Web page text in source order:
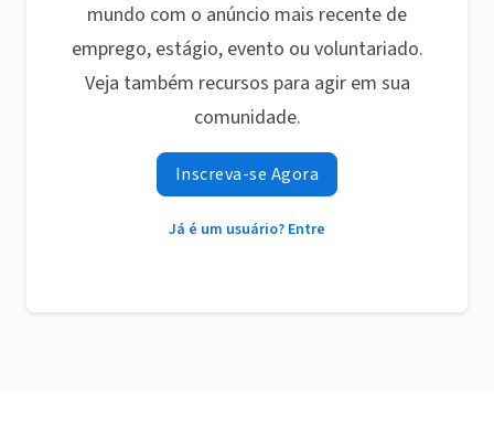
mundo com o anúncio mais recente de
emprego, estágio, evento ou voluntariado.
Veja também recursos para agir em sua
comunidade.
Inscreva-se Agora
Já é um usuário? Entre